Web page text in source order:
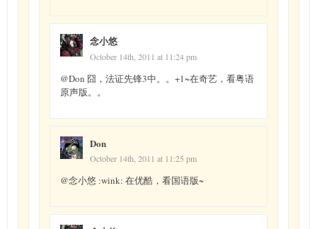
念小悠
October 14th, 2011 at 11:24 pm
@Don 囧，法证先锋3中。。+1~在奇艺，看粤语
原声版。。
Don
October 14th, 2011 at 11:25 pm
@念小悠 :wink: 在优酷，看国语版~